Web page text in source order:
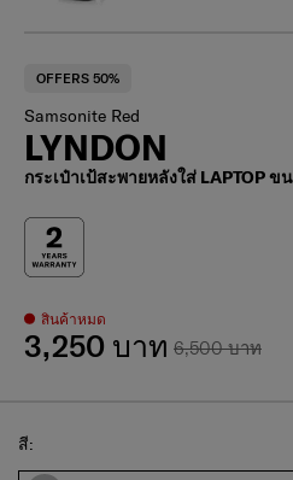
OFFERS 50%
Samsonite Red
LYNDON
กระเป๋าเป้สะพายหลังใส่ LAPTOP ข
สินค้าหมด
6,500 บาท
3,250 บาท
Select
สี: